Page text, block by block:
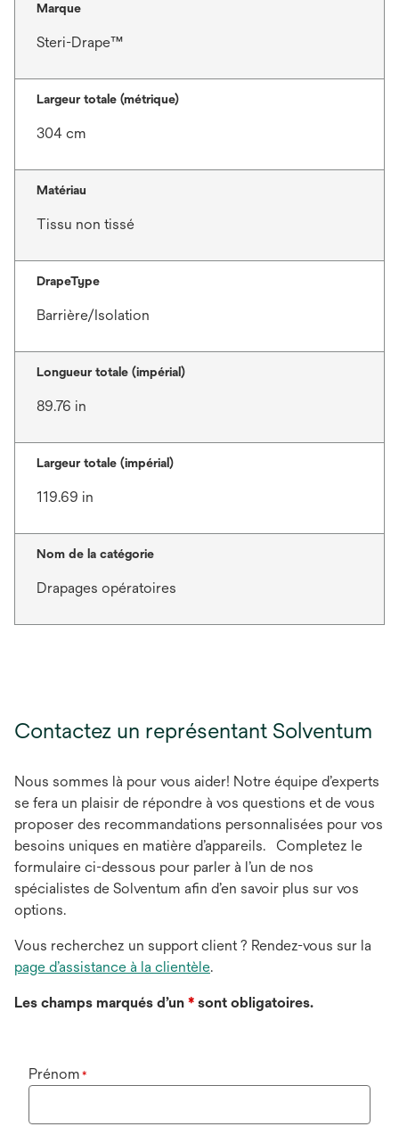
Marque
Steri-Drape™
Largeur totale (métrique)
304 cm
Matériau
Tissu non tissé
DrapeType
Barrière/Isolation
Longueur totale (impérial)
89.76 in
Largeur totale (impérial)
119.69 in
Nom de la catégorie
Drapages opératoires
Contactez un représentant Solventum
Nous sommes là pour vous aider! Notre équipe d’experts
se fera un plaisir de répondre à vos questions et de vous
proposer des recommandations personnalisées pour vos
besoins uniques en matière d’appareils. Completez le
formulaire ci-dessous pour parler à l’un de nos
spécialistes de Solventum afin d’en savoir plus sur vos
options.
Vous recherchez un support client ? Rendez-vous sur la
page d’assistance à la clientèle.
Les champs marqués d’un * sont obligatoires.
Prénom *